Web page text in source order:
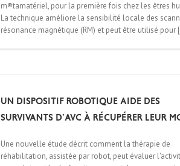
m®tamatériel, pour la première fois chez les êtres
La technique améliore la sensibilité locale des
résonance magnétique (RM) et peut être utilisé pour
Un dispositif robotique aide des
survivants d’AVC à récupérer leur
Une nouvelle étude décrit comment la thérapie de
réhabilitation, assistée par robot, peut évaluer